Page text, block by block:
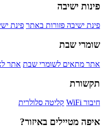
פינות ישיבה
פינת ישיבה פזורות באתר פינת
שומרי שבת
אתר מתאים לשומרי שבת אתר
תקשורת
חיבור WiFi קליטה סלולרית
איפה מטיילים באיזור?